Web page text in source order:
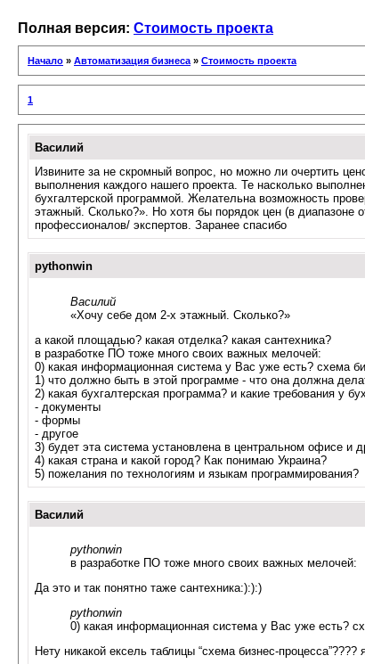
Полная версия: Стоимость проекта
Начало » Автоматизация бизнеса » Стоимость проекта
1
Василий
Извините за не скромный вопрос, но можно ли очертить
выполнения каждого нашего проекта. Те насколько
бухгалтерской программой. Желательна возможность
этажный. Сколько?». Но хотя бы порядок цен (в диапазоне
профессионалов/ экспертов. Заранее спасибо
pythonwin
Василий
«Хочу себе дом 2-х этажный. Сколько?»
а какой площадью? какая отделка? какая сантехника?
в разработке ПО тоже много своих важных мелочей:
0) какая информационная система у Вас уже есть? схема
1) что должно быть в этой программе - что она должна
2) какая бухгалтерская программа? и какие требования у
- документы
- формы
- другое
3) будет эта система установлена в центральном офисе и
4) какая страна и какой город? Как понимаю Украина?
5) пожелания по технологиям и языкам программирования?
Василий
pythonwin
в разработке ПО тоже много своих важных мелочей:
Да это и так понятно таже сантехника:):):)
pythonwin
0) какая информационная система у Вас уже есть?
Нету никакой ексель таблицы “схема бизнес-